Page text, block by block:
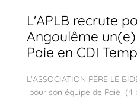
L'APLB recrute
Angoulême
Paie en CDI
L'ASSOCIATION PÈRE LE
pour son équipe de Paie (4